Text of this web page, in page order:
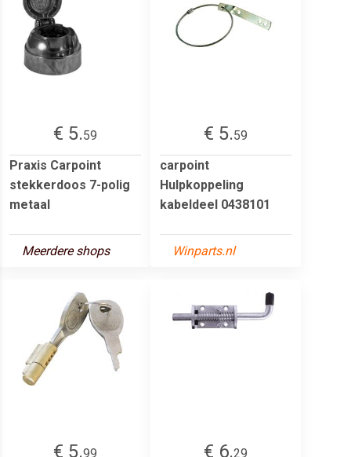
€ 5.59
Praxis Carpoint
stekkerdoos 7-polig
metaal
Meerdere shops
€ 5.59
carpoint
Hulpkoppeling
kabeldeel 0438101
Winparts.nl
€ 5.99
€ 6.29